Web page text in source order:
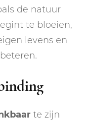
de natuur
te bloeien,
levens en
te zijn